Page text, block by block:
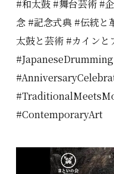
#和太鼓 #舞台芸術 #
念 #記念式典 #伝統と
太鼓と芸術 #カインと
#ContemporaryArt